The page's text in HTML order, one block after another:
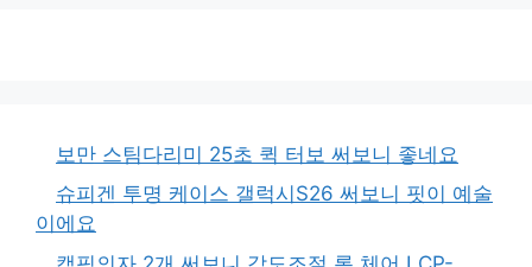
보만 스팀다리미 25초 퀵 터보 써보니 좋네요
슈피겐 투명 케이스 갤럭시S26 써보니 핏이 예술
이에요